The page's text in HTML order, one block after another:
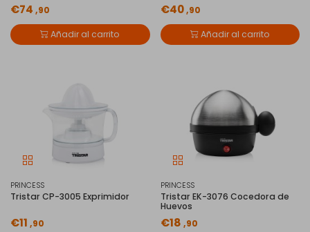
€74 ,90
Añadir al carrito
€40,90
Añadir al carrito
PRINCESS
Tristar CP-3005 Exprimidor
€11 ,90
PRINCESS
Tristar EK-3076 Cocedora de
Huevos
€18 ,90